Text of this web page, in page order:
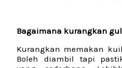
Bagaimana kurangkan
Kurangkan memakan
Boleh diambil tapi